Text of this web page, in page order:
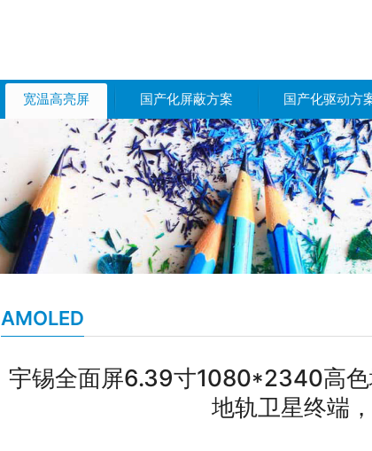
宽温高亮屏 国产化屏蔽方案 国产化驱动方
AMOLED
宇锡全面屏6.39寸1080*2340高色
地轨卫星终端